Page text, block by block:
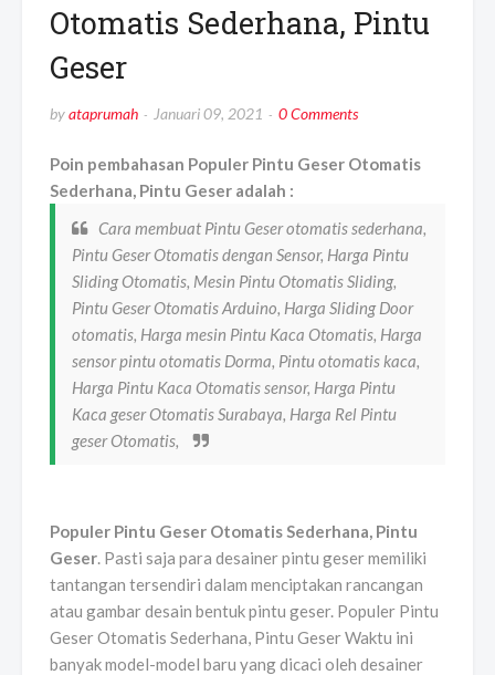
Otomatis Sederhana, Pintu
Geser
byataprumah Januari 09, 2021 0 Comments
Poin pembahasan Populer Pintu Geser Otomatis
Sederhana, Pintu Geser adalah :
Cara membuat Pintu Geser otomatis sederhana,
Pintu Geser Otomatis dengan Sensor, Harga Pintu
Sliding Otomatis, Mesin Pintu Otomatis Sliding,
Pintu Geser Otomatis Arduino, Harga Sliding Door
otomatis, Harga mesin Pintu Kaca Otomatis, Harga
sensor pintu otomatis Dorma, Pintu otomatis kaca,
Harga Pintu Kaca Otomatis sensor, Harga Pintu
Kaca geser Otomatis Surabaya, Harga Rel Pintu
geser Otomatis,
Populer Pintu Geser Otomatis Sederhana, Pintu
Geser. Pasti saja para desainer pintu geser memiliki
tantangan tersendiri dalam menciptakan rancangan
atau gambar desain bentuk pintu geser. Populer Pintu
Geser Otomatis Sederhana, Pintu Geser Waktu ini
banyak model-model baru yang dicaci oleh desainer